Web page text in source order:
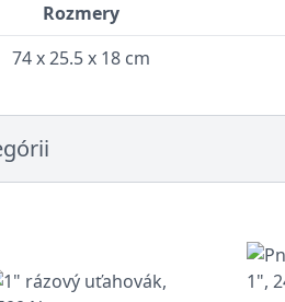
Rozmery
74 x 25.5 x 18 cm